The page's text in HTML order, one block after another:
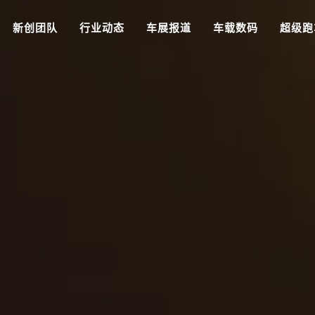
新创团队 行业动态 车展报道 车载数码 超级